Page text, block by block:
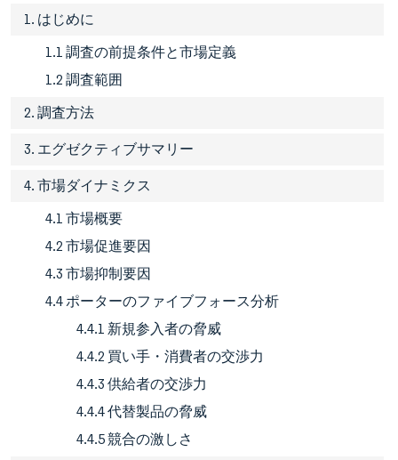
1. はじめに
1.1 調査の前提条件と市場定義
1.2 調査範囲
2. 調査方法
3. エグゼクティブサマリー
4. 市場ダイナミクス
4.1 市場概要
4.2 市場促進要因
4.3 市場抑制要因
4.4 ポーターのファイブフォース分析
4.4.1 新規参入者の脅威
4.4.2 買い手・消費者の交渉力
4.4.3 供給者の交渉力
4.4.4 代替製品の脅威
4.4.5 競合の激しさ